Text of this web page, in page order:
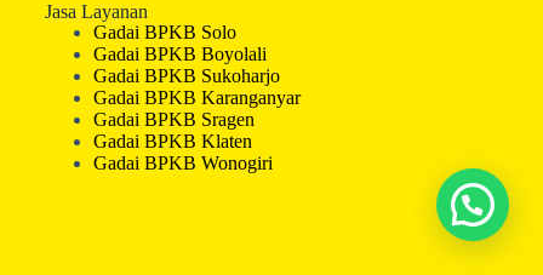
Jasa Layanan
Gadai BPKB Solo
Gadai BPKB Boyolali
Gadai BPKB Sukoharjo
Gadai BPKB Karanganyar
Gadai BPKB Sragen
Gadai BPKB Klaten
Gadai BPKB Wonogiri